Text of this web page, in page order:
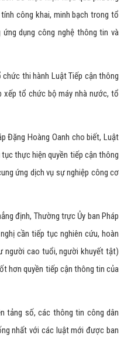
công khai, minh bạch trong tổ
dụng công nghệ thông tin và
thi hành Luật Tiếp cận thông
xếp tổ chức bộ máy nhà nước, tổ
Đặng Hoàng Oanh cho biết, Luật
thực hiện quyền tiếp cận thông
ứng dịch vụ sự nghiệp công cơ
định, Thường trực Ủy ban Pháp
cần tiếp tục nghiên cứu, hoàn
người cao tuổi, người khuyết tật)
hơn quyền tiếp cận thông tin của
tảng số, các thông tin công dân
nhất với các luật mới được ban